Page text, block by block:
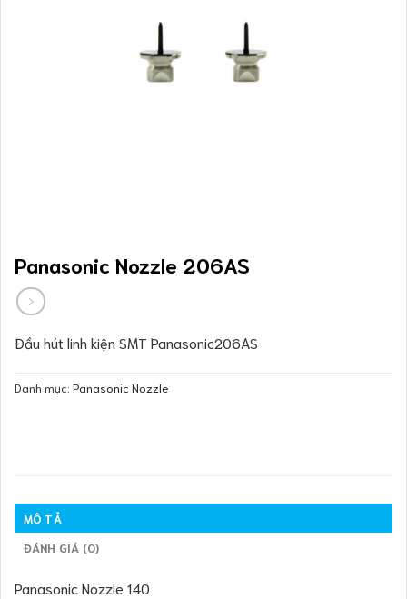
Panasonic Nozzle 206AS
Đầu hút linh kiện SMT Panasonic206AS
Danh mục: Panasonic Nozzle
MÔ TẢ
ĐÁNH GIÁ (0)
Panasonic Nozzle 140